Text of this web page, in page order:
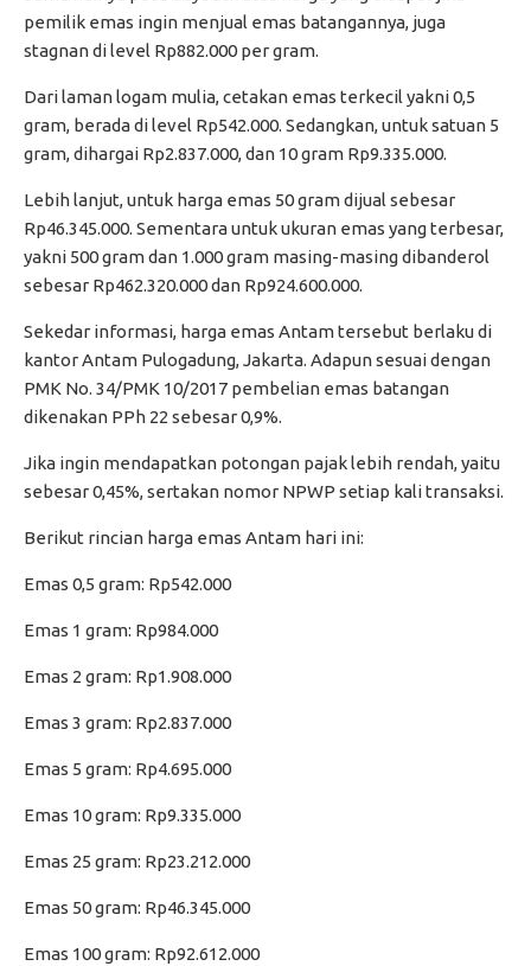
pemilik emas ingin menjual emas batangannya, juga
stagnan di level Rp882.000 per gram.
Dari laman logam mulia, cetakan emas terkecil yakni 0,5
gram, berada di level Rp542.000. Sedangkan, untuk satuan 5
gram, dihargai Rp2.837.000, dan 10 gram Rp9.335.000.
Lebih lanjut, untuk harga emas 50 gram dijual sebesar
Rp46.345.000. Sementara untuk ukuran emas yang terbesar,
yakni 500 gram dan 1.000 gram masing-masing dibanderol
sebesar Rp462.320.000 dan Rp924.600.000.
Sekedar informasi, harga emas Antam tersebut berlaku di
kantor Antam Pulogadung, Jakarta. Adapun sesuai dengan
PMK No. 34/PMK 10/2017 pembelian emas batangan
dikenakan PPh 22 sebesar 0,9%.
Jika ingin mendapatkan potongan pajak lebih rendah, yaitu
sebesar 0,45%, sertakan nomor NPWP setiap kali transaksi.
Berikut rincian harga emas Antam hari ini:
Emas 0,5 gram: Rp542.000
Emas 1 gram: Rp984.000
Emas 2 gram: Rp1.908.000
Emas 3 gram: Rp2.837.000
Emas 5 gram: Rp4.695.000
Emas 10 gram: Rp9.335.000
Emas 25 gram: Rp23.212.000
Emas 50 gram: Rp46.345.000
Emas 100 gram: Rp92.612.000